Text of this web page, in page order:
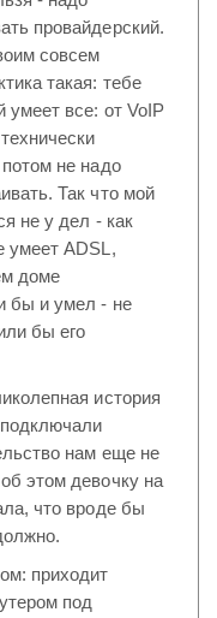
провайдерский.
совсем
такая: тебе
умеет все: от VoIP
не надо
Так что мой
не у дел - как
умеет ADSL,
доме
бы и умел - не
бы его
история
нам еще не
этом девочку на
что вроде бы
приходит
под